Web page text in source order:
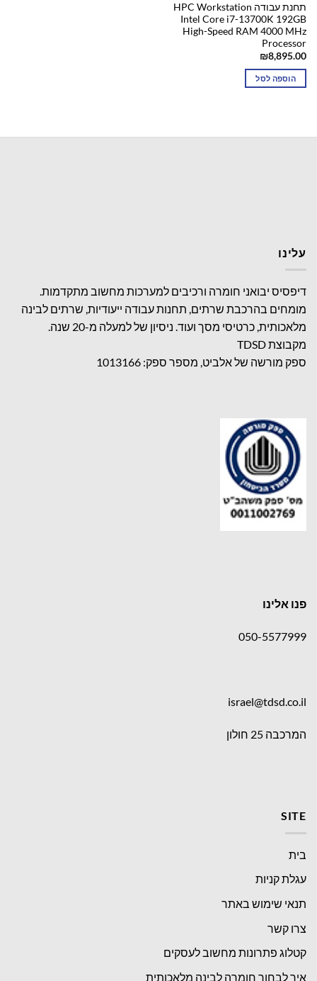
תחנת עבודה HPC Workstation
Intel Core i7-13700K 192GB
High-Speed RAM 4000 MHz
Processor
₪8,895.00
הוספה לסל
עלינו
דיפסיס יבואני חומרה ורכיבים למערכות מחשוב מתקדמות.
מומחים בהרכבת שרתים, תחנות עבודה ייעודיות, שרתים לבינה
מלאכותית, כרטיסי מסך ועוד. ניסיון של למעלה מ-20 שנה.
מקבוצת TDSD
ספק מורשה של אלביט, מספר ספק: 1013166
פנו אלינו
050-5577999
israel@tdsd.co.il
המרכבה 25 חולון
SITE
בית
עגלת קניות
תנאי שימוש באתר
צרו קשר
קטלוג פתרונות מחשוב לעסקים
איך לבחור חומרה לבינה מלאכותית